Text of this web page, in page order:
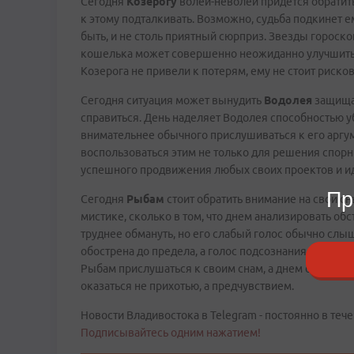
к этому подталкивать. Возможно, судьба
быть, и не столь приятный сюрприз. Звезды
кошелька может совершенно неожиданно
Козерога не привели к потерям, ему не стоит
Сегодня ситуация может вынудить Водолея
справиться. День наделяет Водолея способностью
внимательнее обычного прислушиваться к его
воспользоваться этим не только для решения
успешного продвижения любых своих проектов и
Сегодня Рыбам стоит обратить внимание на свои
мистике, сколько в том, что днем анализировать
труднее обмануть, но его слабый голос обычно
обострена до предела, а голос подсознания –
Рыбам прислушаться к своим снам, а днем
оказаться не прихотью, а предчувствием.
Новости Владивостока в Telegram - постоянно в
Подписывайтесь одним нажатием!